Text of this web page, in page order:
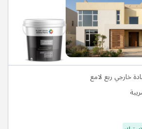
خارجي ربع لامع